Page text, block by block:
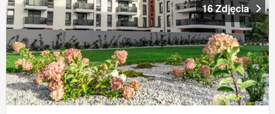
16 Zdjęcia